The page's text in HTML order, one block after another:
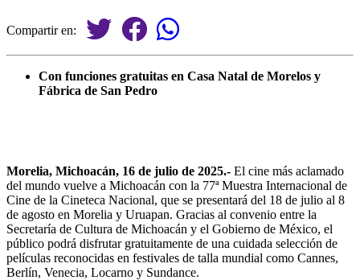
Compartir en:
Con funciones gratuitas en Casa Natal de Morelos y
Fábrica de San Pedro
Morelia, Michoacán, 16 de julio de 2025.- El cine más aclamado
del mundo vuelve a Michoacán con la 77ª Muestra Internacional de
Cine de la Cineteca Nacional, que se presentará del 18 de julio al 8
de agosto en Morelia y Uruapan. Gracias al convenio entre la
Secretaría de Cultura de Michoacán y el Gobierno de México, el
público podrá disfrutar gratuitamente de una cuidada selección de
películas reconocidas en festivales de talla mundial como Cannes,
Berlín, Venecia, Locarno y Sundance.